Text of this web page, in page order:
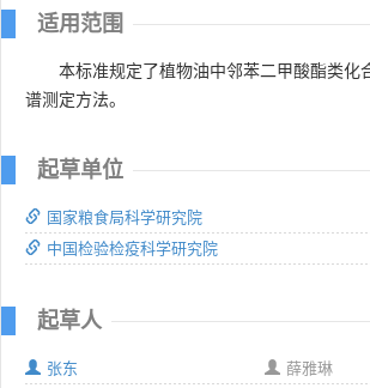
适用范围
本标准规定了植物油中邻苯二甲酸酯类化
谱测定方法。
起草单位
国家粮食局科学研究院
中国检验检疫科学研究院
起草人
张东
薛雅琳